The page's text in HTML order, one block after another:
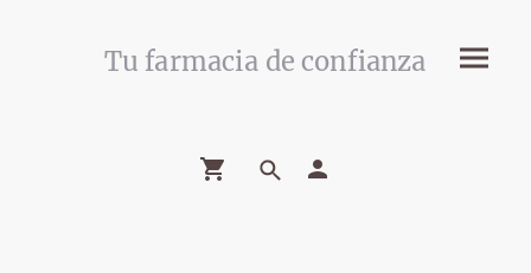
Tu farmacia de confianza